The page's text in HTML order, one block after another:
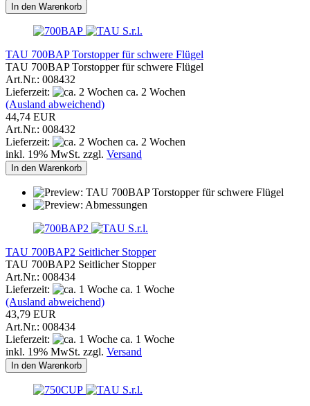
In den Warenkorb
TAU 700BAP Torstopper für schwere Flügel
TAU 700BAP Torstopper für schwere Flügel
Art.Nr.: 008432
Lieferzeit:
ca. 2 Wochen
(Ausland abweichend)
44,74 EUR
Art.Nr.: 008432
Lieferzeit:
ca. 2 Wochen
inkl. 19% MwSt. zzgl. Versand
In den Warenkorb
TAU 700BAP2 Seitlicher Stopper
TAU 700BAP2 Seitlicher Stopper
Art.Nr.: 008434
Lieferzeit:
ca. 1 Woche
(Ausland abweichend)
43,79 EUR
Art.Nr.: 008434
Lieferzeit:
ca. 1 Woche
inkl. 19% MwSt. zzgl. Versand
In den Warenkorb